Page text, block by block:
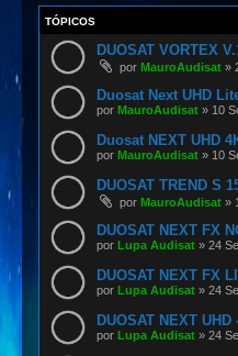
TÓPICOS
DUOSAT VORTEX
por MauroAudisat »
Duosat Next UHD
por MauroAudisat » 10
Duosat NEXT UHD
por MauroAudisat » 10
DUOSAT TREND S
por MauroAudisat »
DUOSAT NEXT FX
por Lupa Audisat » 24
DUOSAT NEXT FX
por Lupa Audisat » 24
DUOSAT NEXT
por Lupa Audisat » 24